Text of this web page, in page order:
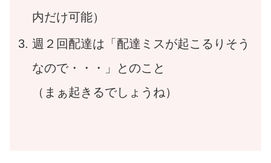
内だけ可能）
週２回配達は「配達ミスが起こるりそう
なので・・・」とのこと
（まぁ起きるでしょうね）